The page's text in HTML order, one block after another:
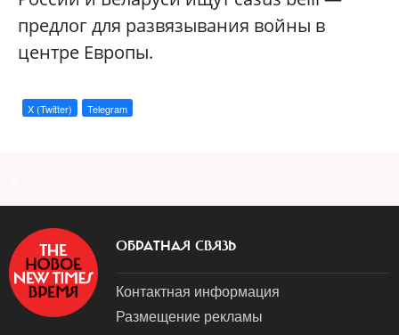
предлог для развязывания войны в
центре Европы.
X (Twitter) Telegram
ОБРАТНАЯ СВЯЗЬ
Контактная информация
Размещение рекламы